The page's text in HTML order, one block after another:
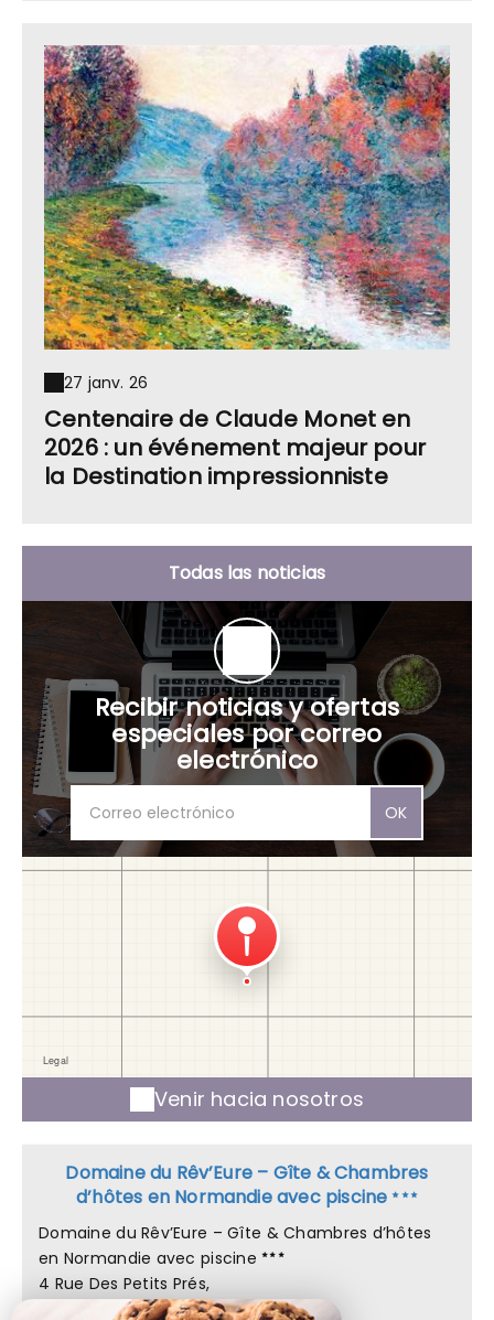
27 janv. 26
Centenaire de Claude Monet en
2026 : un événement majeur pour
la Destination impressionniste
Todas las noticias
Recibir noticias y ofertas
especiales por correo
electrónico
OK
Venir hacia nosotros
Domaine du Rêv’Eure – Gîte & Chambres
d’hôtes en Normandie avec piscine
Domaine du Rêv’Eure – Gîte & Chambres d’hôtes
en Normandie avec piscine
4 Rue Des Petits Prés,
27490 CAILLY SUR EURE - FRANCE